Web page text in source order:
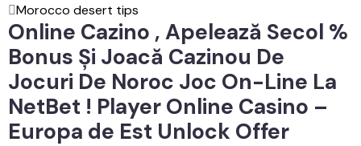
Morocco desert tips
Online Cazino , Apelează Secol %
Bonus Și Joacă Cazinou De
Jocuri De Noroc Joc On-Line La
NetBet ! Player Online Casino –
Europa de Est Unlock Offer